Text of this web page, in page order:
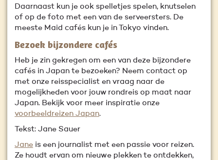
Daarnaast kun je ook spelletjes spelen, knutselen
of op de foto met een van de serveersters. De
meeste Maid cafés kun je in Tokyo vinden.
Bezoek bijzondere cafés
Heb je zin gekregen om een van deze bijzondere
cafés in Japan te bezoeken? Neem contact op
met onze reisspecialist en vraag naar de
mogelijkheden voor jouw rondreis op maat naar
Japan. Bekijk voor meer inspiratie onze
voorbeeldreizen Japan.
Tekst: Jane Sauer
Jane is een journalist met een passie voor reizen.
Ze houdt ervan om nieuwe plekken te ontdekken,